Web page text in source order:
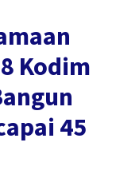
Kodim
45